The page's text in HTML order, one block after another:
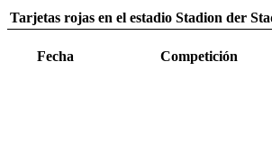
Tarjetas rojas en el estadio Stadion der
Fecha Competición